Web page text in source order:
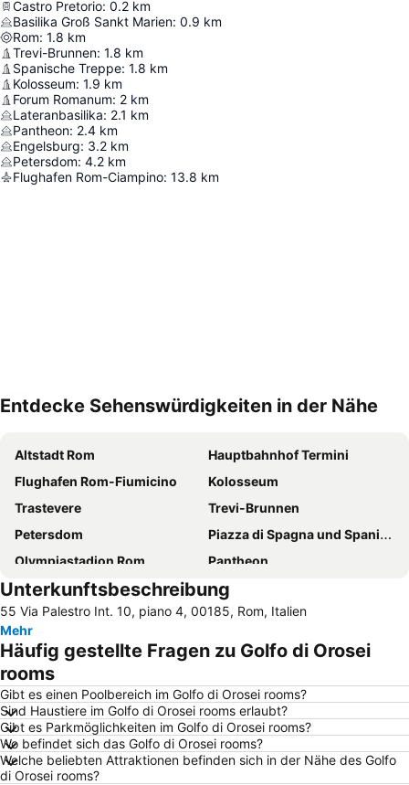
Castro Pretorio: 0.2 km
Basilika Groß Sankt Marien: 0.9 km
Rom: 1.8 km
Trevi-Brunnen: 1.8 km
Spanische Treppe: 1.8 km
Kolosseum: 1.9 km
Forum Romanum: 2 km
Lateranbasilika: 2.1 km
Pantheon: 2.4 km
Engelsburg: 3.2 km
Petersdom: 4.2 km
Flughafen Rom-Ciampino: 13.8 km
Entdecke Sehenswürdigkeiten in der Nähe
Altstadt Rom
Hauptbahnhof Termini
Flughafen Rom-Fiumicino
Kolosseum
Trastevere
Trevi-Brunnen
Petersdom
Piazza di Spagna und Spanische Treppe
Olympiastadion Rom
Pantheon
Piazza Navona
Ostia
Monti
Santa Susanna
Colosseo Metro Station
Termini Metro Station
Basilika di Santa Maria Maggiore
Lido di Ostia Levante
Via del Corso Straße
Wellness Town
Trevi
Lido di Ostia Ponente
Barberini - Fontana di Trevi Metro Station
Unterkunftsbeschreibung
55 Via Palestro Int. 10, piano 4, 00185, Rom, Italien
Mehr
Häufig gestellte Fragen zu Golfo di Orosei
rooms
Gibt es einen Poolbereich im Golfo di Orosei rooms?
Sind Haustiere im Golfo di Orosei rooms erlaubt?
Gibt es Parkmöglichkeiten im Golfo di Orosei rooms?
Wo befindet sich das Golfo di Orosei rooms?
Welche beliebten Attraktionen befinden sich in der Nähe des Golfo
di Orosei rooms?